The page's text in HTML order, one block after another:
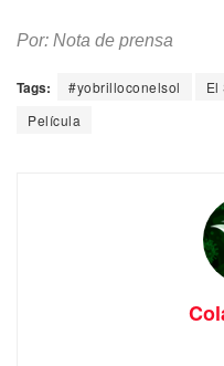
Por: Nota de prensa
Tags: #yobrilloconelsol El
Película